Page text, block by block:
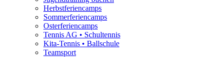
Herbstferiencamps
Sommerferiencamps
Osterferiencamps
Tennis AG • Schultennis
Kita-Tennis • Ballschule
Teamsport